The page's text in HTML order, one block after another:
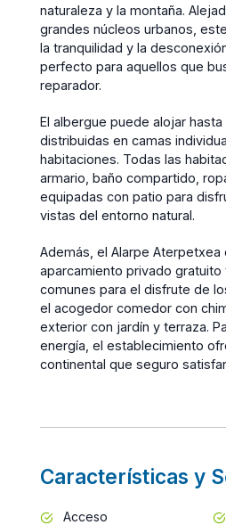
naturaleza y la montaña.
grandes núcleos urbanos,
la tranquilidad y la
perfecto para aquellos que
reparador.
El albergue puede alojar
distribuidas en camas
habitaciones. Todas las
armario, baño compartido,
equipadas con patio para
vistas del entorno natural.
Además, el Alarpe Aterpetxea
aparcamiento privado gratuito
comunes para el disfrute de
el acogedor comedor con
exterior con jardín y terraza.
energía, el establecimiento
continental que seguro
Características y
Acceso